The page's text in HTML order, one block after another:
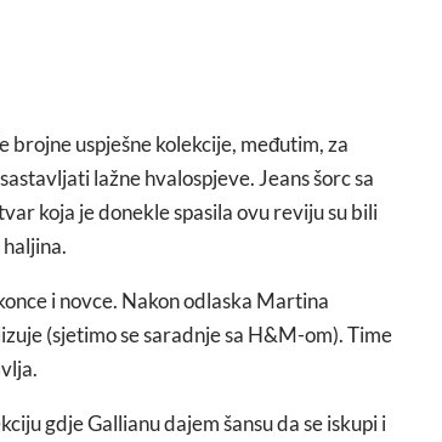
uspješne kolekcije, međutim, za
lažne hvalospjeve. Jeans šorc sa
koja je donekle spasila ovu reviju su bili
i novce. Nakon odlaska Martina
(sjetimo se saradnje sa H&M-om). Time
gdje Gallianu dajem šansu da se iskupi i